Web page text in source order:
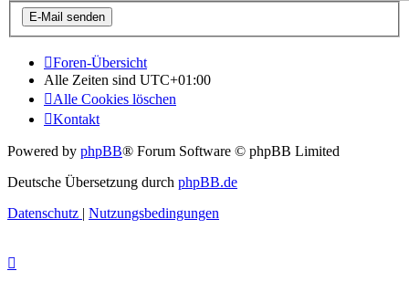
Foren-Übersicht
Alle Zeiten sind UTC+01:00
Alle Cookies löschen
Kontakt
Powered by phpBB® Forum Software © phpBB Limited
Deutsche Übersetzung durch phpBB.de
Datenschutz
Nutzungsbedingungen